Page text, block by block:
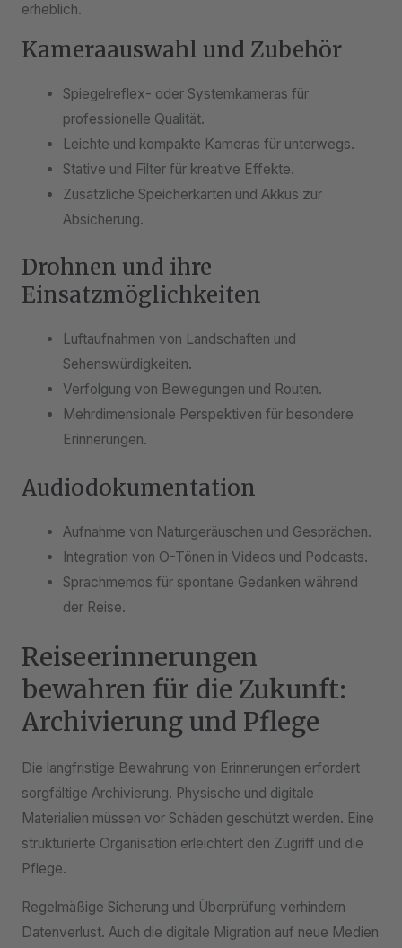
erheblich.
Kameraauswahl und Zubehör
Spiegelreflex- oder Systemkameras für
professionelle Qualität.
Leichte und kompakte Kameras für unterwegs.
Stative und Filter für kreative Effekte.
Zusätzliche Speicherkarten und Akkus zur
Absicherung.
Drohnen und ihre
Einsatzmöglichkeiten
Luftaufnahmen von Landschaften und
Sehenswürdigkeiten.
Verfolgung von Bewegungen und Routen.
Mehrdimensionale Perspektiven für besondere
Erinnerungen.
Audiodokumentation
Aufnahme von Naturgeräuschen und Gesprächen.
Integration von O-Tönen in Videos und Podcasts.
Sprachmemos für spontane Gedanken während
der Reise.
Reiseerinnerungen
bewahren für die Zukunft:
Archivierung und Pflege
Die langfristige Bewahrung von Erinnerungen erfordert
sorgfältige Archivierung. Physische und digitale
Materialien müssen vor Schäden geschützt werden. Eine
strukturierte Organisation erleichtert den Zugriff und die
Pflege.
Regelmäßige Sicherung und Überprüfung verhindern
Datenverlust. Auch die digitale Migration auf neue Medien